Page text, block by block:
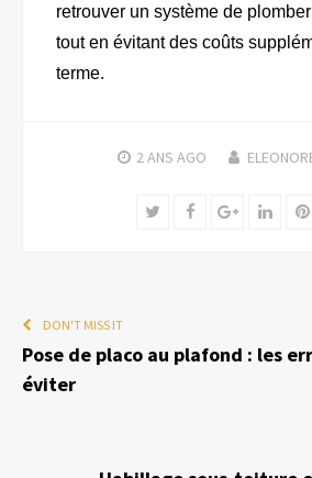
retrouver un système de
tout en évitant des coûts
terme.
2 ANS AGO
TwitterFacebookGoogle+
DON'T MISS IT
Pose de placo au plafond : les
éviter